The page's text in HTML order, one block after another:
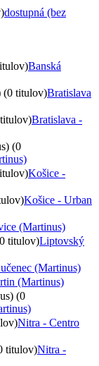
dostupná (bez
Banská
(0 titulov)Bratislava
Bratislava -
(0
Košice -
Košice - Urban
(Martinus)
titulov)Liptovský
(Martinus)
(Martinus)
(0
Nitra - Centro
titulov)Nitra -